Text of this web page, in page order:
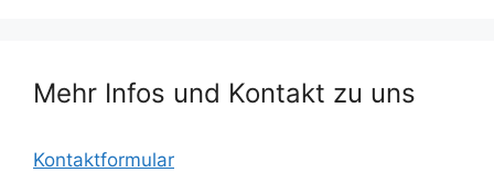
Mehr Infos und Kontakt zu uns
Kontaktformular